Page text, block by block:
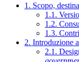
1. Scopo,
1.1.
1.2.
1.3.
2. Introduzione
2.1.